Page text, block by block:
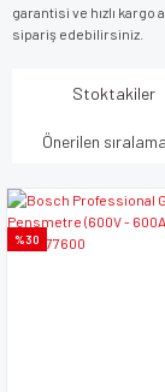
garantisi ve hızlı
sipariş edebilirsiniz.
Stoktakiler
%30